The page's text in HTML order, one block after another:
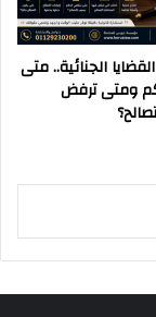
الجنائية.. متى
ومتى ترفض